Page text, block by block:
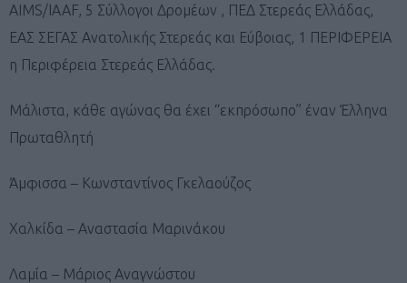
AIMS/IAAF, 5 Σύλλογοι Δρομέων , ΠΕΔ Στερεάς Ελλάδας,
ΕΑΣ ΣΕΓΑΣ Ανατολικής Στερεάς και Εύβοιας, 1 ΠΕΡΙΦΕΡΕΙΑ
η Περιφέρεια Στερεάς Ελλάδας.
Μάλιστα, κάθε αγώνας θα έχει “εκπρόσωπο” έναν Έλληνα
Πρωταθλητή
Άμφισσα – Κωνσταντίνος Γκελαούζος
Χαλκίδα – Αναστασία Μαρινάκου
Λαμία – Μάριος Αναγνώστου